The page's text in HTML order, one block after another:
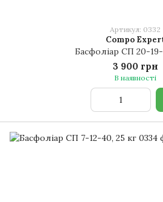
Артикул: 0332
Compo
Басфоліар СП 20-19-
3 900 грн
В наявності